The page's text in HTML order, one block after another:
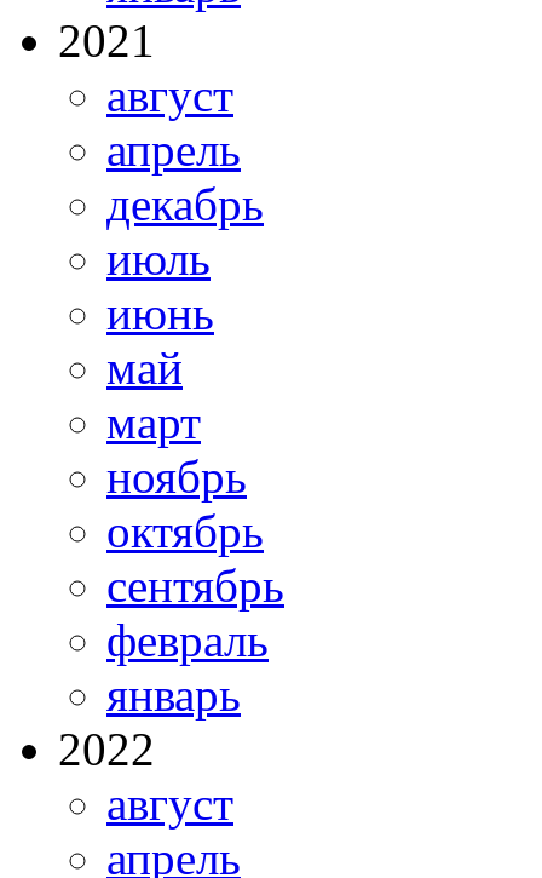
2021
август
апрель
декабрь
июль
июнь
май
март
ноябрь
октябрь
сентябрь
февраль
январь
2022
август
апрель